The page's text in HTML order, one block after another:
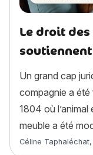
Le droit
Un grand cap
compagnie a été
1804 où
meuble a été
Article rédigé par
Céline Taphaléchat,